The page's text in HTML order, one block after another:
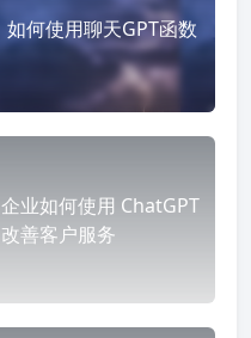
如何使用聊天GPT函数
企业如何使用 ChatGPT
改善客户服务